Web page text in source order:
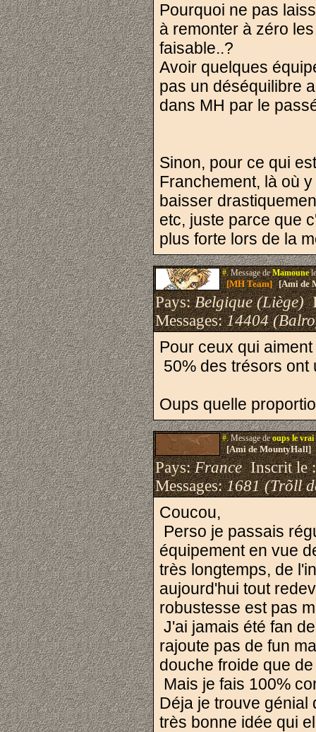
Pourquoi ne pas
à remonter à zéro
faisable..?
Avoir quelques
pas un déséquilibre
dans MH par le
Sinon, pour ce qui
Franchement, là où
baisser
etc, juste parce que
plus forte lors de la
#.Message deMamoune
[MH Team][Ami de
Pays:Belgique (Liège)
Messages:14404
Pour ceux qui
50% des trésors ont
Oups quelle
#.Message deoups le vrai
[Ami de MountyHall]
Pays:FranceInscrit le
Messages:1681 (Trõll
Coucou,
Perso je passais
équipement en vue
très longtemps, de
aujourd'hui tout
robustesse est pas
J'ai jamais été fan
rajoute pas de fun
douche froide que
Mais je fais 100%
Déja je trouve génial
très bonne idée qui